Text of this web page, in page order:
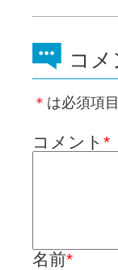
コ
＊ は必須項
コメント *
名前*